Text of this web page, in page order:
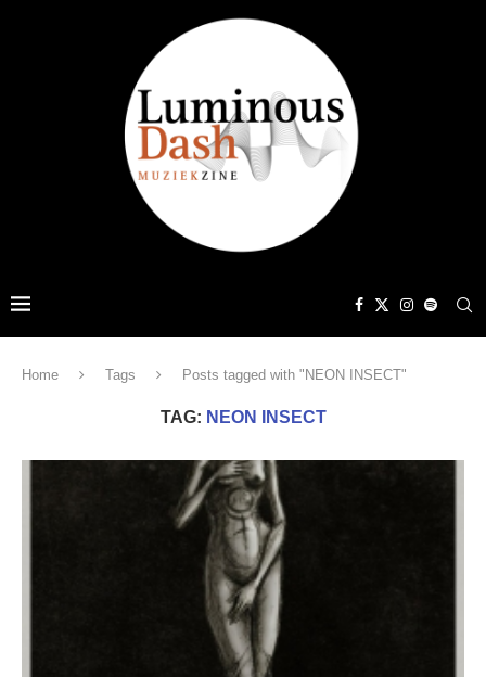
Home Tags Posts tagged with "NEON INSECT"
TAG: NEON INSECT